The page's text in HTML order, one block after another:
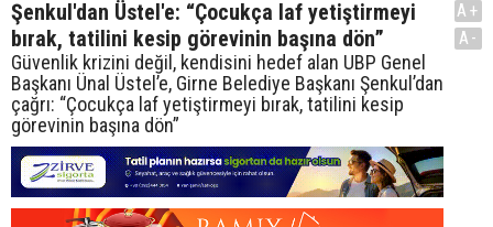
Şenkul'dan Üstel'e: “Çocukça laf yetiştirmeyi
bırak, tatilini kesip görevinin başına dön”
Güvenlik krizini değil, kendisini hedef alan UBP Genel
Başkanı Ünal Üstel’e, Girne Belediye Başkanı Şenkul’dan
çağrı: “Çocukça laf yetiştirmeyi bırak, tatilini kesip
görevinin başına dön”
A+
A-